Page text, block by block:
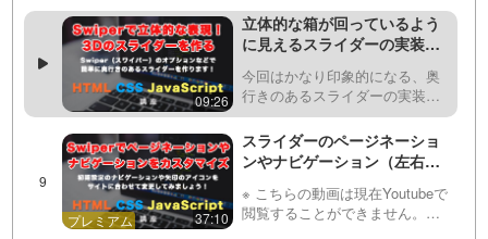
（プレミアム会員）することで
閲覧可能です。https://factory-
programming-mv.c…
09:26
立体的な箱が回っているよう
に見えるスライダーの実装方
ー）で奥行きのある印象的な
アニメーションを実装してみ
今回はかなり印象的になる、奥
行きのあるスライダーの実装方
法を紹介しています。この動画
で紹介しているような3D表現は
CSSやJavaScriptの実装だとな
かなか手間ですが、Swiperのオ
プションな…
37:10
スライダーのページネーショ
ンやナビゲーション（左右の
しゃれにする方法！
Swiper（スワイパー）を使い
※ こちらの動画は現在Youtubeで
閲覧することができません。以